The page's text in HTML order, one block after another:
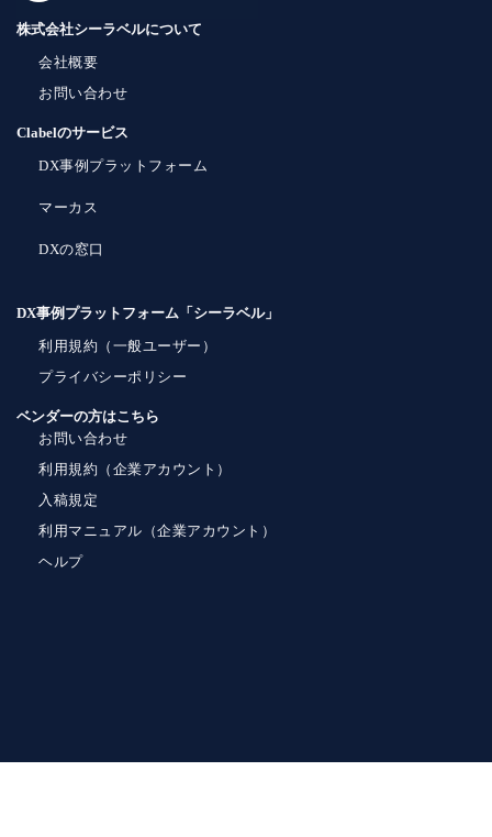
株式会社シーラベルについて
会社概要
お問い合わせ
Clabelのサービス
DX事例プラットフォーム
マーカス
DXの窓口
DX事例プラットフォーム「シーラベル」
利用規約（一般ユーザー）
プライバシーポリシー
ベンダーの方はこちら
お問い合わせ
利用規約（企業アカウント）
入稿規定
利用マニュアル（企業アカウント）
ヘルプ